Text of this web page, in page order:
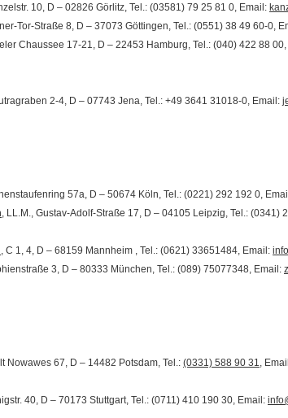
10, D – 02826 Görlitz, Tel.: (03581) 79 25 81 0, Email:
Tor-Straße 8, D – 37073 Göttingen, Tel.: (0551) 38 49 60-0,
Chaussee 17-21, D – 22453 Hamburg, Tel.: (040) 422 88
2-4, D – 07743 Jena, Tel.: +49 3641 31018-0, Email:
57a, D – 50674 Köln, Tel.: (0221) 292 192 0,
, LL.M., Gustav-Adolf-Straße 17, D – 04105 Leipzig, Tel.: (0341)
, C 1, 4, D – 68159 Mannheim , Tel.: (0621) 33651484, Email:
3, D – 80333 München, Tel.: (089) 75077348, Email:
Nowawes 67, D – 14482 Potsdam, Tel.: (0331) 588 90 31,
40, D – 70173 Stuttgart, Tel.: (0711) 410 190 30, Email: